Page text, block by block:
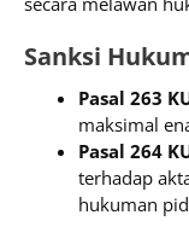
Sanksi
Pasal 263
maksimal
Pasal 264
terhadap
hukuman